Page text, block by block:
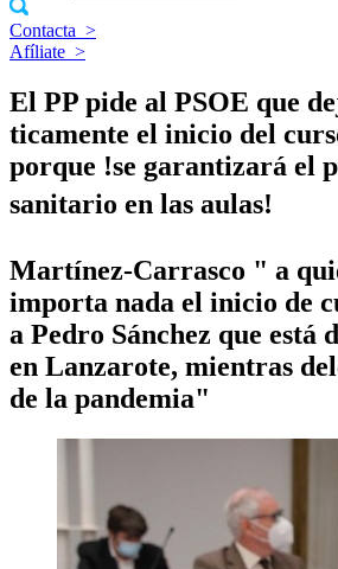
Contacta >
Afíliate >
El PP pide al PSOE que
ticamente el inicio del
porque !se garantizará el
sanitario en las aulas!
Martí­nez-Carrasco " a
importa nada el inicio de
a Pedro Sánchez que está
en Lanzarote, mientras
de la pandemia"